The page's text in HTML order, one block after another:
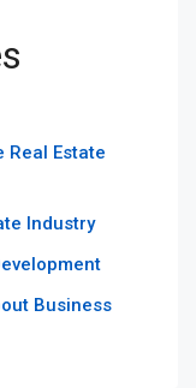
Real Estate
Industry
Business